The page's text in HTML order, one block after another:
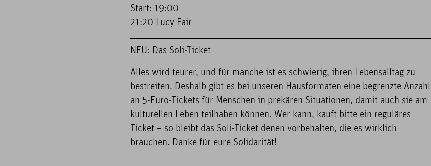
Start: 19:00
21:20 Lucy Fair
NEU: Das Soli-Ticket
Alles wird teurer, und für manche ist es schwierig, ihren Lebensalltag zu
bestreiten. Deshalb gibt es bei unseren Hausformaten eine begrenzte Anzahl
an 5-Euro-Tickets für Menschen in prekären Situationen, damit auch sie am
kulturellen Leben teilhaben können. Wer kann, kauft bitte ein reguläres
Ticket – so bleibt das Soli-Ticket denen vorbehalten, die es wirklich
brauchen. Danke für eure Solidarität!